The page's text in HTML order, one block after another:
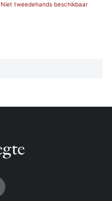
Niet tweedehands beschikbaar